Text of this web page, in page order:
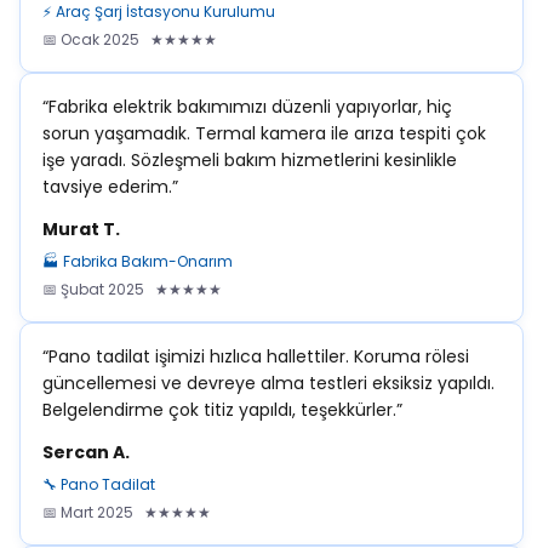
⚡ Araç Şarj İstasyonu Kurulumu
📅 Ocak 2025 ★★★★★
“Fabrika elektrik bakımımızı düzenli yapıyorlar, hiç
sorun yaşamadık. Termal kamera ile arıza tespiti çok
işe yaradı. Sözleşmeli bakım hizmetlerini kesinlikle
tavsiye ederim.”
Murat T.
🏭 Fabrika Bakım-Onarım
📅 Şubat 2025 ★★★★★
“Pano tadilat işimizi hızlıca hallettiler. Koruma rölesi
güncellemesi ve devreye alma testleri eksiksiz yapıldı.
Belgelendirme çok titiz yapıldı, teşekkürler.”
Sercan A.
🔧 Pano Tadilat
📅 Mart 2025 ★★★★★